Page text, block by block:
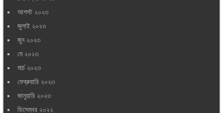
আগস্ট ২০২৩
জুলাই ২০২৩
জুন ২০২৩
মে ২০২৩
মার্চ ২০২৩
ফেব্রুয়ারি ২০২৩
জানুয়ারি ২০২৩
ডিসেম্বর ২০২২